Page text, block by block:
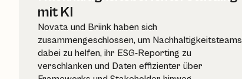
mit KI
Novata und Briink haben sich
zusammengeschlossen, um Nachhaltigkeitsteams
dabei zu helfen, ihr ESG-Reporting zu
verschlanken und Daten effizienter über